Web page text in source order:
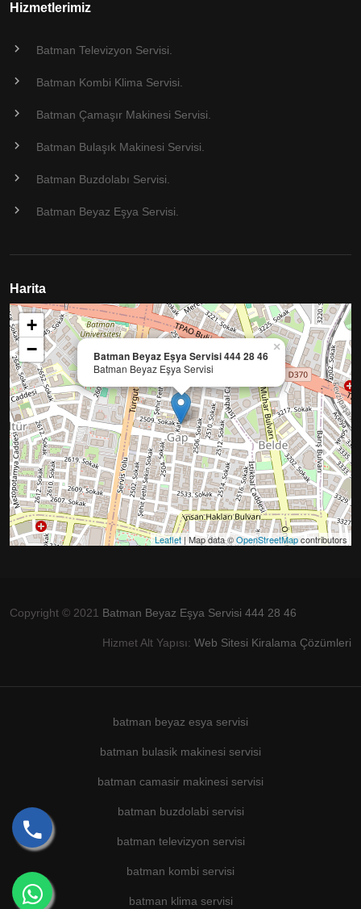
Hizmetlerimiz
Batman Televizyon Servisi.
Batman Kombi Klima Servisi.
Batman Çamaşır Makinesi Servisi.
Batman Bulaşık Makinesi Servisi.
Batman Buzdolabı Servisi.
Batman Beyaz Eşya Servisi.
Harita
Batman Beyaz Eşya Servisi 444 28 46
Batman Beyaz Eşya Servisi
×
+
−
Leaflet| Map data ©OpenStreetMapcontributors
Copyright © 2021 Batman Beyaz Eşya Servisi 444 28 46
Hizmet Alt Yapısı: Web Sitesi Kiralama Çözümleri
batman beyaz esya servisi
batman bulasik makinesi servisi
batman camasir makinesi servisi
batman buzdolabi servisi
batman televizyon servisi
batman kombi servisi
batman klima servisi